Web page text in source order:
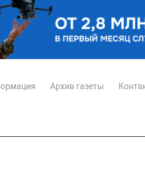
Архив газеты